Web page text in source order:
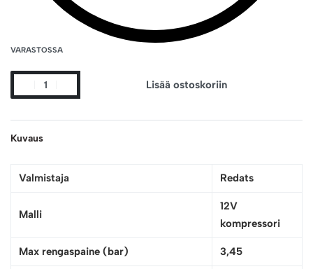
VARASTOSSA
Lisää ostoskoriin
Kuvaus
Valmistaja Redats
Malli
12V
kompressori
Max rengaspaine (bar) 3,45